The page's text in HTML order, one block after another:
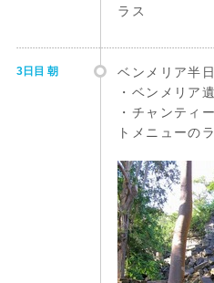
ラス
3日目 朝
ベンメリア半
・ベンメリア
・チャンティ
トメニューの